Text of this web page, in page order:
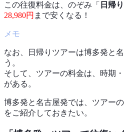
この往復料金は、のぞみ「 日帰
28,980円 まで安くなる！
なお、日帰りツアーは博多発と
う。
そして、ツアーの料金は、時期
がある。
博多発と名古屋発では、ツアー
をご紹介しておきたい。